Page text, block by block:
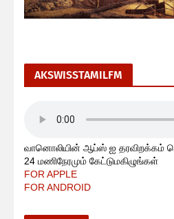
AKSWISSTAMILFM
வானொலியின் ஆப்ஸ் ஐ தரவிறக்கம்
24 மணிநேரமும் கேட்டுமகிழுங்கள்
FOR APPLE
FOR ANDROID